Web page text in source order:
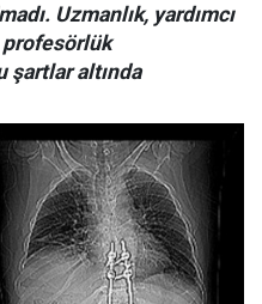
Uzmanlık, yardımcı
şartlar altında